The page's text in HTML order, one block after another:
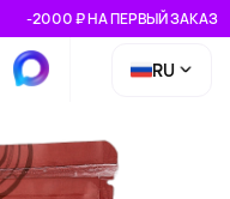
-2000 ₽ НА ПЕРВЫЙ ЗАКАЗ
RU